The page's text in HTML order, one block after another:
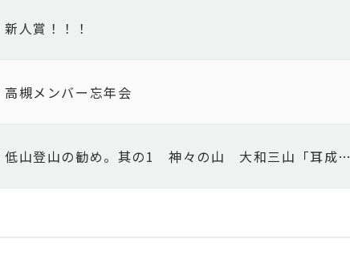
新人賞！！！
高槻メンバー忘年会
低山登山の勧め。其の1 神々の山 大和三山「耳成…